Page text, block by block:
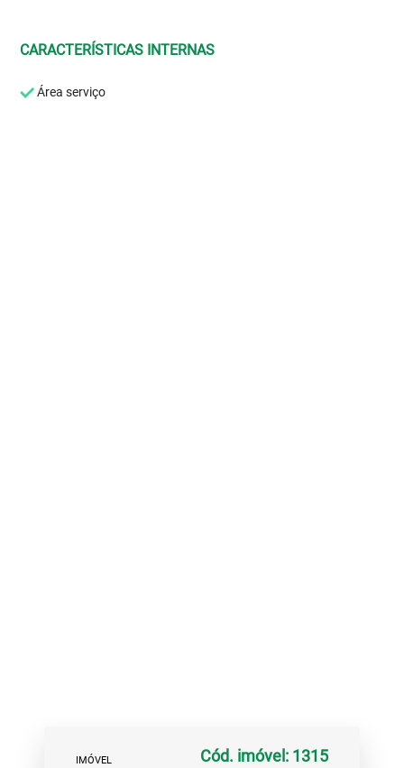
CARACTERÍSTICAS INTERNAS
Área serviço
IMÓVEL Cód. imóvel: 1315